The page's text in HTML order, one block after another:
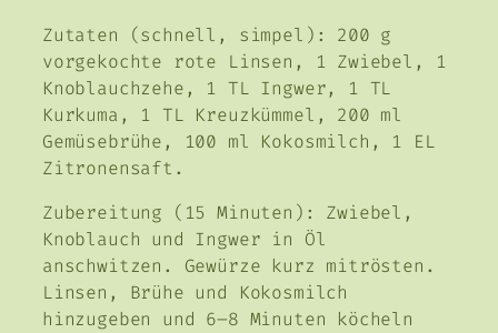
Zutaten (schnell, simpel): 200 g
vorgekochte rote Linsen, 1 Zwiebel, 1
Knoblauchzehe, 1 TL Ingwer, 1 TL
Kurkuma, 1 TL Kreuzkümmel, 200 ml
Gemüsebrühe, 100 ml Kokosmilch, 1 EL
Zitronensaft.
Zubereitung (15 Minuten): Zwiebel,
Knoblauch und Ingwer in Öl
anschwitzen. Gewürze kurz mitrösten.
Linsen, Brühe und Kokosmilch
hinzugeben und 6–8 Minuten köcheln